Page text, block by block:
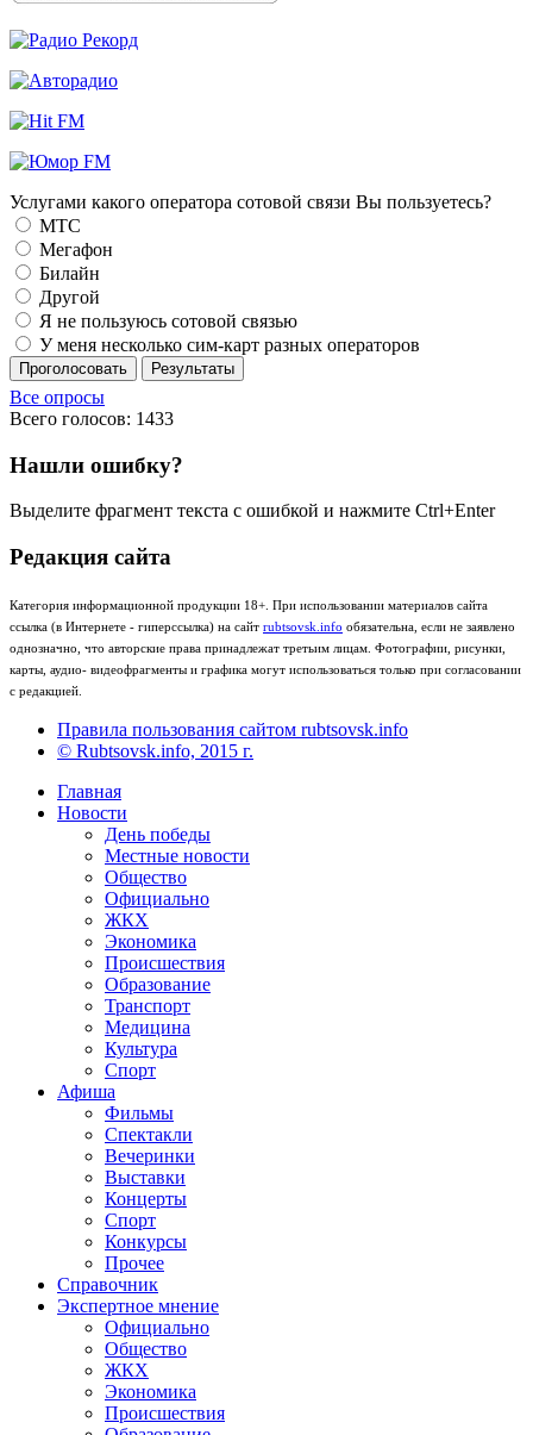
Услугами какого оператора сотовой связи Вы пользуетесь?
МТС
Мегафон
Билайн
Другой
Я не пользуюсь сотовой связью
У меня несколько сим-карт разных операторов
Проголосовать Результаты
Все опросы
Всего голосов: 1433
Нашли ошибку?
Выделите фрагмент текста с ошибкой и нажмите Ctrl+Enter
Редакция сайта
Категория информационной продукции 18+. При использовании материалов сайта
ссылка (в Интернете - гиперссылка) на сайт rubtsovsk.info обязательна, если не заявлено
однозначно, что авторские права принадлежат третьим лицам. Фотографии, рисунки,
карты, аудио- видеофрагменты и графика могут использоваться только при согласовании
с редакцией.
Правила пользования сайтом rubtsovsk.info
© Rubtsovsk.info, 2015 г.
Главная
Новости
День победы
Местные новости
Общество
Официально
ЖКХ
Экономика
Происшествия
Образование
Транспорт
Медицина
Культура
Спорт
Афиша
Фильмы
Спектакли
Вечеринки
Выставки
Концерты
Спорт
Конкурсы
Прочее
Справочник
Экспертное мнение
Официально
Общество
ЖКХ
Экономика
Происшествия